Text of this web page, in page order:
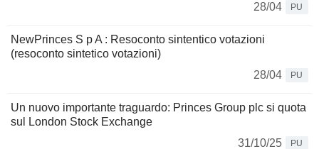
28/04
PU
NewPrinces S p A : Resoconto sintentico votazioni
(resoconto sintetico votazioni)
28/04
PU
Un nuovo importante traguardo: Princes Group plc si quota
sul London Stock Exchange
31/10/25
PU